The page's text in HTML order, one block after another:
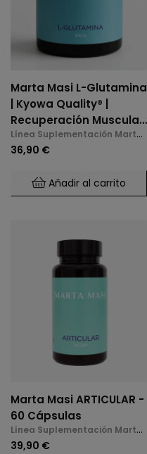
Marta Masi L-Glutamina
| Kyowa Quality® |
Recuperación Muscular
Y Salud Intestinal 300g
Línea Suplementación Marta
Masi
36,90 €
Añadir al carrito
Marta Masi ARTICULAR -
60 Cápsulas
Línea Suplementación Marta
Masi
39,90 €